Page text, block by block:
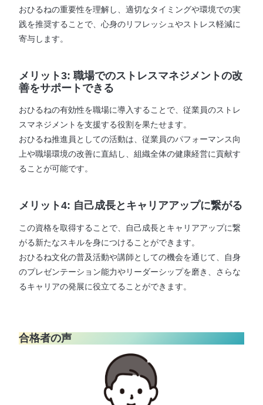
おひるねの重要性を理解し、適切なタイミングや環境での実
践を推奨することで、心身のリフレッシュやストレス軽減に
寄与します。
メリット3: 職場でのストレスマネジメントの改
善をサポートできる
おひるねの有効性を職場に導入することで、従業員のストレ
スマネジメントを支援する役割を果たせます。
おひるね推進員としての活動は、従業員のパフォーマンス向
上や職場環境の改善に直結し、組織全体の健康経営に貢献す
ることが可能です。
メリット4: 自己成長とキャリアアップに繋がる
この資格を取得することで、自己成長とキャリアアップに繋
がる新たなスキルを身につけることができます。
おひるね文化の普及活動や講師としての機会を通じて、自身
のプレゼンテーション能力やリーダーシップを磨き、さらな
るキャリアの発展に役立てることができます。
合格者の声